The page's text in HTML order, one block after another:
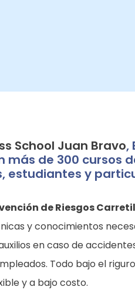
School Juan Bravo,
más de 300 cursos
estudiantes y
de Riesgos
y conocimientos
en caso de
Todo bajo el
y a bajo costo.